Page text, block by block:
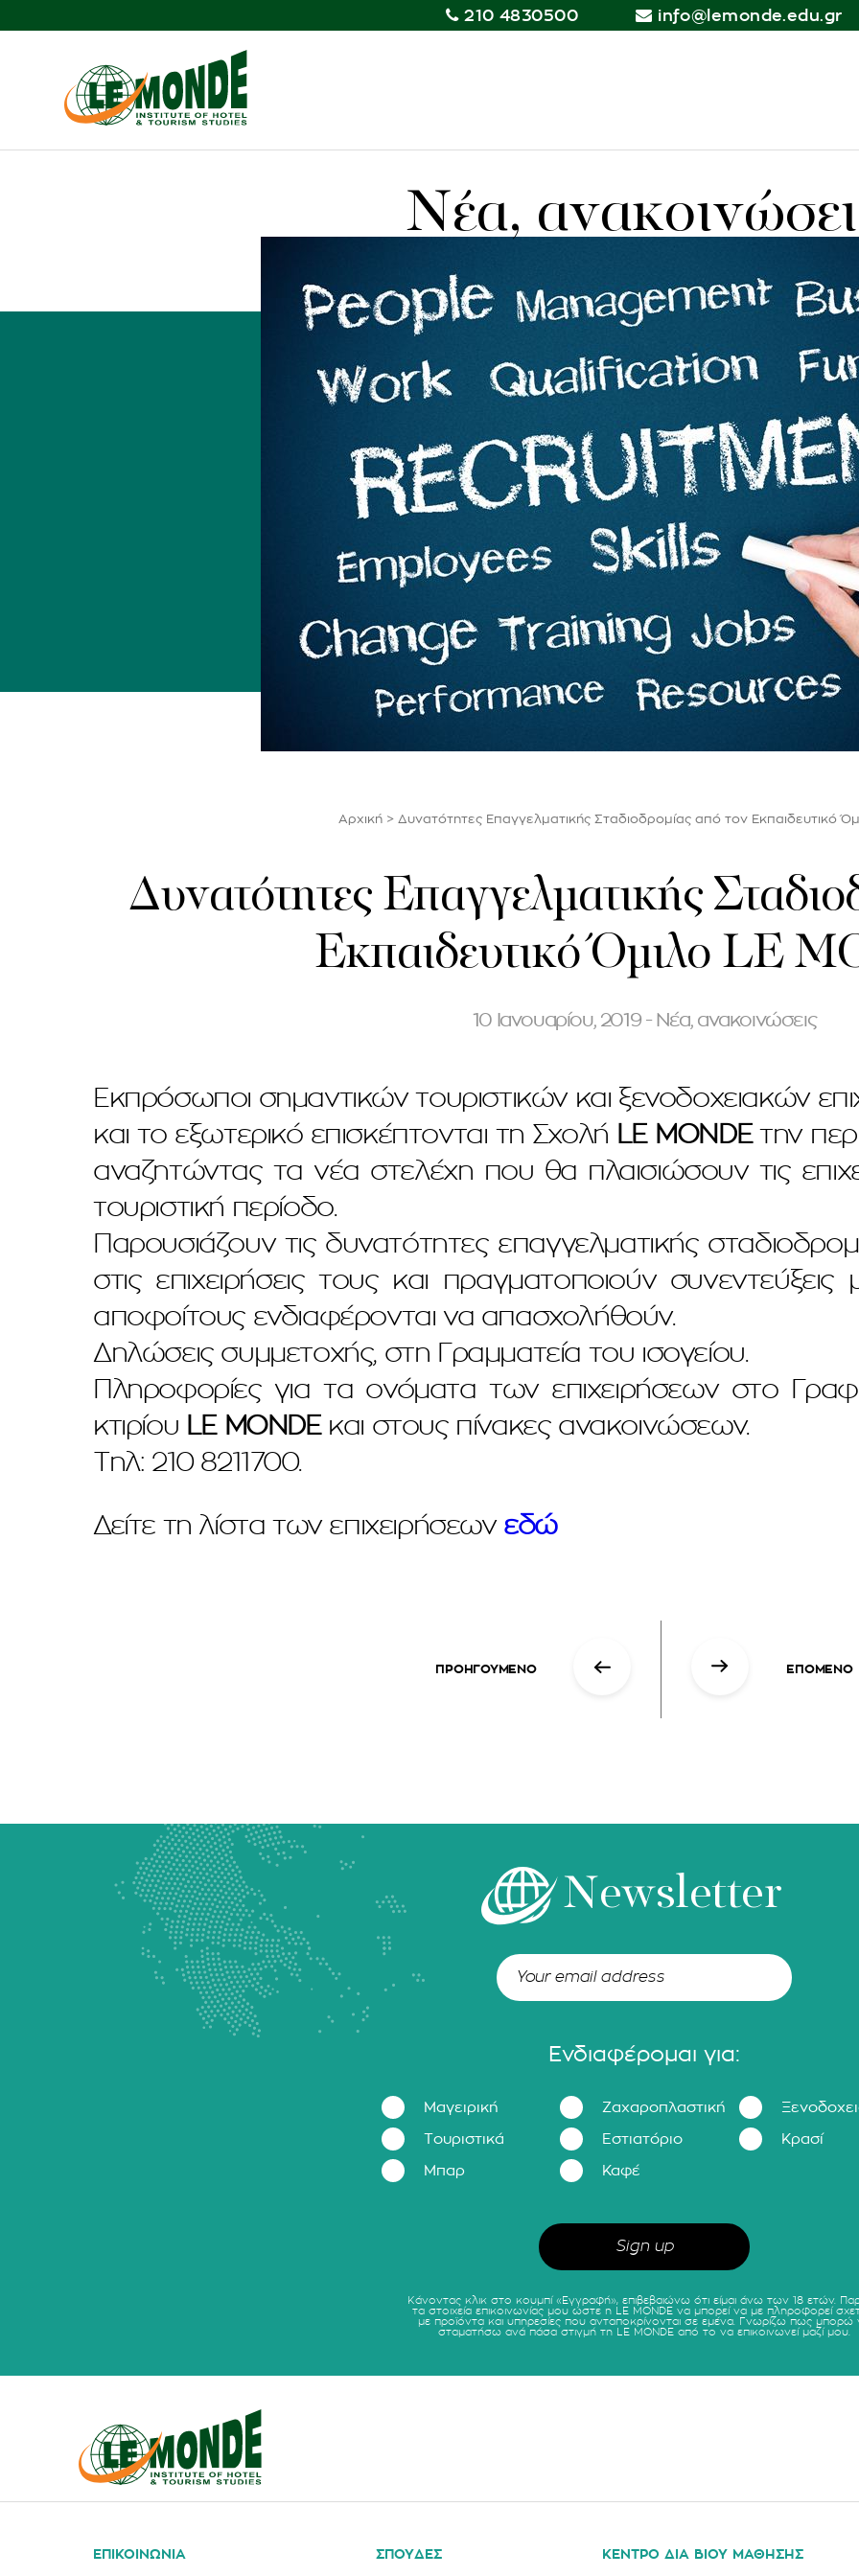
210 4830500 info@lemonde.edu.gr
Νέα,
Αρχική > Δυνατότητες Επαγγελματικής Σταδιοδρομίας από τον Εκπαιδευτικό
Δυνατότητες Επαγγελματικής
Εκπαιδευτικό Όμιλο LE
10 Ιανουαρίου, 2019 - Νέα, ανακοινώσεις
Εκπρόσωποι σημαντικών τουριστικών και ξενοδοχειακών
και το εξωτερικό επισκέπτονται τη Σχολή LE MONDEτην
αναζητώντας τα νέα στελέχη που θα πλαισιώσουν τις
τουριστική περίοδο.
Παρουσιάζουν τις δυνατότητες επαγγελματικής
στις επιχειρήσεις τους και πραγματοποιούν
αποφοίτους ενδιαφέρονται να απασχολήθούν.
Δηλώσεις συμμετοχής, στη Γραμματεία του ισογείου.
Πληροφορίες για τα ονόματα των επιχειρήσεων στο
κτιρίου LE MONDEκαι στους πίνακες ανακοινώσεων.
Τηλ: 210 8211700.
Δείτε τη λίστα των επιχειρήσεων εδώ
ΠΡΟΗΓΟΥΜΕΝΟ ΕΠΟΜΕΝΟ
Newsletter
Ενδιαφέρομαι για:
Μαγειρική Ζαχαροπλαστική
Τουριστικά Εστιατόριο Κρασί
Μπαρ Καφέ
Κάνοντας κλικ στο κουμπί «Εγγραφή», επιβεβαιώνω ότι είμαι άνω των 18 ετών.
τα στοιχεία επικοινωνίας μου ώστε η LE MONDE να μπορεί να με πληροφορεί
με προϊόντα και υπηρεσίες που ανταποκρίνονται σε εμένα. Γνωρίζω πως μπορώ
σταματήσω ανά πάσα στιγμή τη LE MONDE από το να επικοινωνεί μαζί μου.
ΕΠΙΚΟΙΝΩΝΙΑ ΣΠΟΥΔΕΣ ΚΕΝΤΡΟ ΔΙΑ ΒΙΟΥ ΜΑΘΗΣΗΣ